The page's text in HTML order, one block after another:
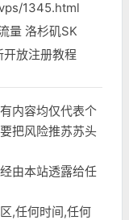
1345.html
量 洛杉矶SK
放注册教程
内容均仅代表个
把风险推苏苏头
由本站透露给任
,任何时间,任何